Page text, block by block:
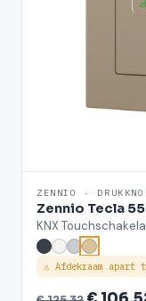
ZENNIO ·
Zennio Tecla
KNX
⚠ Afdekraam